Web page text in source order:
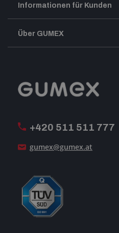
+420 511 511 777
gumex@gumex.at
Informationen für Kunden
Transport und Warenversand
Reklamation
Über GUMEX
GUMEX stellt sich vor